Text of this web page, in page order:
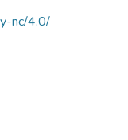
nc/4.0/